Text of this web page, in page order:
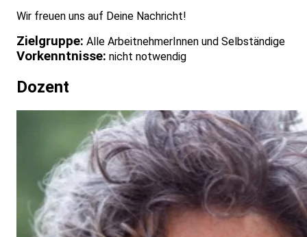
Wir freuen uns auf Deine Nachricht!
Zielgruppe: Alle ArbeitnehmerInnen und Selbständige
Vorkenntnisse: nicht notwendig
Dozent